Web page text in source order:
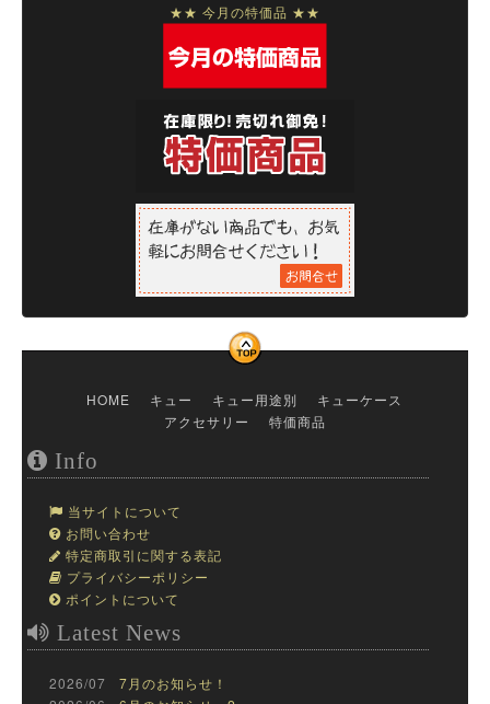
★★ 今月の特価品 ★★
HOME キュー キュー用途別
キューケース
アクセサリー
特価商品
Info
当サイトについて
お問い合わせ
特定商取引に関する表記
プライバシーポリシー
ポイントについて
Latest News
2026/07 7月のお知らせ！